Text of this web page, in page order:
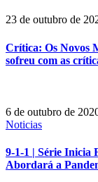
23 de outubro de
Crítica: Os Novos
sofreu com as
6 de outubro de
Noticias
9-1-1 | Série Inicia
Abordará a